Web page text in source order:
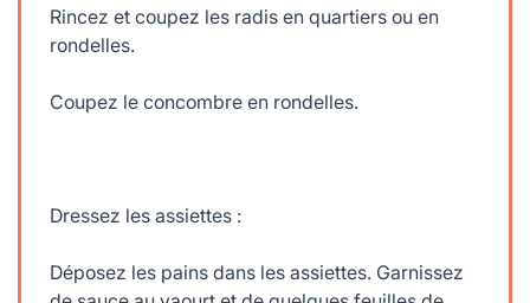
Rincez et coupez les radis en quartiers ou en
rondelles.
Coupez le concombre en rondelles.
Dressez les assiettes :
Déposez les pains dans les assiettes. Garnissez